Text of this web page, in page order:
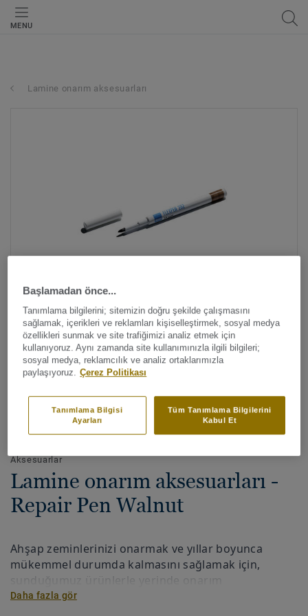
MENU
Lamine onarım aksesuarları
Tüm renkleri görüntüleyin (39)
Aksesuarlar
Lamine onarım aksesuarları -
Repair Pen Walnut
Ahşap zeminlerinizi onarmak ve yıllar boyunca
mükemmel durumda kalmasını sağlamak için,
sunduğumuz ürünlerle yerinde onarım
yapabilirsiniz.
Daha fazla gör
Başlamadan önce...
Tanımlama bilgilerini; sitemizin doğru şekilde çalışmasını
sağlamak, içerikleri ve reklamları kişiselleştirmek, sosyal medya
özellikleri sunmak ve site trafiğimizi analiz etmek için
kullanıyoruz. Aynı zamanda site kullanımınızla ilgili bilgileri;
sosyal medya, reklamcılık ve analiz ortaklarımızla
paylaşıyoruz. Çerez Politikası
Tüm Tanımlama Bilgilerini
Kabul Et
Tanımlama Bilgisi
Ayarları